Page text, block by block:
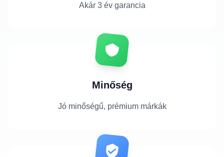
Akár 3 év garancia
Minőség
Jó minőségű, prémium márkák